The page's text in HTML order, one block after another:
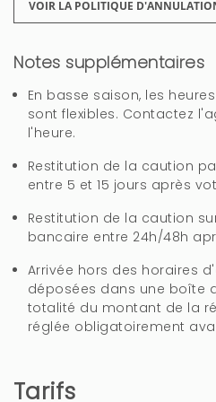
Cesar (Espagne)
Lo mejor es la piscina es
cuidada. En general todo
Nos picaron muchos
sobre todo arañas, sería
mosquiteras en las
justa, el sofá tenía
detrás muchas telarañas.
VOIR LA POLITIQUE
Notes supplémentaires
En basse saison, les
sont flexibles. Contactez
l'heure.
Restitution de la caution
entre 5 et 15 jours après
Restitution de la caution
bancaire entre 24h/48h
Arrivée hors des horaires
déposées dans une boîte
totalité du montant de la
réglée obligatoirement
Tarifs